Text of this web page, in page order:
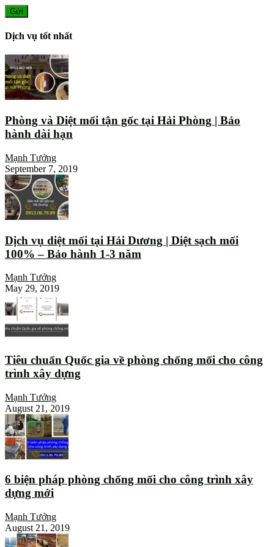
Dịch vụ tốt nhất
Phòng và Diệt mối tận gốc tại Hải Phòng | Bảo
hành dài hạn
Mạnh Tưởng
September 7, 2019
Dịch vụ diệt mối tại Hải Dương | Diệt sạch mối
100% – Bảo hành 1-3 năm
Mạnh Tưởng
May 29, 2019
Tiêu chuẩn Quốc gia về phòng chống mối cho công
trình xây dựng
Mạnh Tưởng
August 21, 2019
6 biện pháp phòng chống mối cho công trình xây
dựng mới
Mạnh Tưởng
August 21, 2019